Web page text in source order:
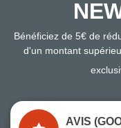
Bénéficiez de 5€ de
d'un montant
AVIS